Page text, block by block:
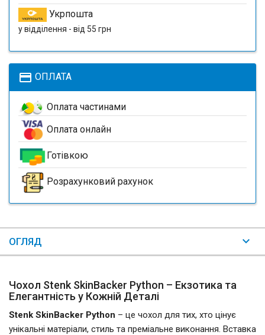
Укрпошта
у відділення - від 55 грн
payment ОПЛАТА
Оплата частинами
Оплата онлайн
Готівкою
Розрахунковий рахунок
ОГЛЯД
Чохол Stenk SkinBacker Python – Екзотика та
Елегантність у Кожній Деталі
Stenk SkinBacker Python – це чохол для тих, хто цінує
унікальні матеріали, стиль та преміальне виконання. Вставка